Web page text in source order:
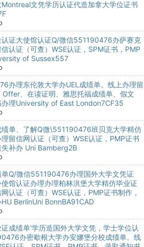
文凭学历认证代造加拿大学位证书
证大使馆认证Q/微信551190476办萨赛克
认证（可查）WSE认证，SPM证书，PMP
of Sussex557
办理东伦敦大学办UEL成绩单。线上办理留
Offer、在读证明、雅思托福成绩单、假文
理University of East London7CF35
单、了解Q微\551190476班贝克大学精仿
留信网认证（可查）WSE认证，PMP证书
补办 Uni Bamberg2B
Q/微信551190476办理国外大学文凭证
馆认证办理办理柏林洪堡大学精仿毕业证
认证（可查）WSE认证，PMP证书制作，
BerlinUni BonnBA91CAD
证成绩单'学历造国外大学文凭，学士学位认
办密歇根大学办安娜堡分校成绩单。线